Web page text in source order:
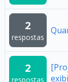
2
respostas
2
respostas